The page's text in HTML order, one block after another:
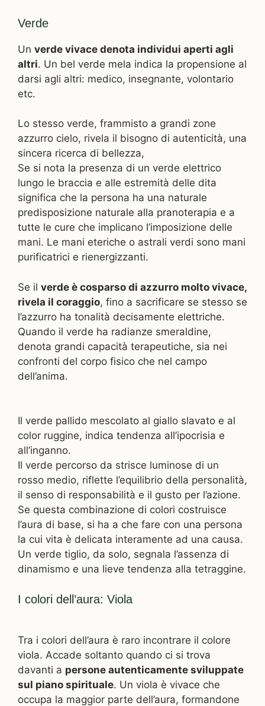
Verde
Un verde vivace denota individui aperti agli
altri. Un bel verde mela indica la propensione al
darsi agli altri: medico, insegnante, volontario
etc.
Lo stesso verde, frammisto a grandi zone
azzurro cielo, rivela il bisogno di autenticità, una
sincera ricerca di bellezza,
Se si nota la presenza di un verde elettrico
lungo le braccia e alle estremità delle dita
significa che la persona ha una naturale
predisposizione naturale alla pranoterapia e a
tutte le cure che implicano l’imposizione delle
mani. Le mani eteriche o astrali verdi sono mani
purificatrici e rienergizzanti.
Se il verde è cosparso di azzurro molto vivace,
rivela il coraggio, fino a sacrificare se stesso se
l’azzurro ha tonalità decisamente elettriche.
Quando il verde ha radianze smeraldine,
denota grandi capacità terapeutiche, sia nei
confronti del corpo fisico che nel campo
dell’anima.
Il verde pallido mescolato al giallo slavato e al
color ruggine, indica tendenza all’ipocrisia e
all’inganno.
Il verde percorso da strisce luminose di un
rosso medio, riflette l’equilibrio della personalità,
il senso di responsabilità e il gusto per l’azione.
Se questa combinazione di colori costruisce
l’aura di base, si ha a che fare con una persona
la cui vita è delicata interamente ad una causa.
Un verde tiglio, da solo, segnala l’assenza di
dinamismo e una lieve tendenza alla tetraggine.
I colori dell’aura: Viola
Tra i colori dell’aura è raro incontrare il colore
viola. Accade soltanto quando ci si trova
davanti a persone autenticamente sviluppate
sul piano spirituale. Un viola è vivace che
occupa la maggior parte dell’aura, formandone